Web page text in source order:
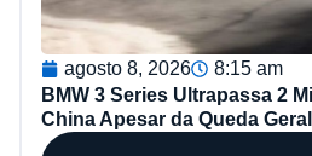
agosto 8, 2026
8:15 am
BMW 3 Series Ultrapassa 2
China Apesar da Queda